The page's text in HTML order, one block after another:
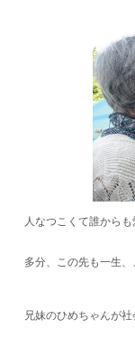
人なつこくて誰から
多分、この先も一生
兄妹のひめちゃんが